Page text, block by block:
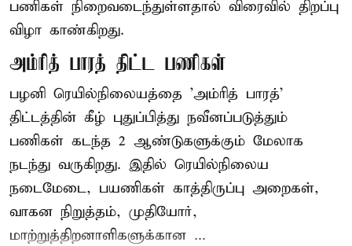
பணிகள் நிறைவடைந்துள்ளதால் விரைவில் திறப்பு
விழா காண்கிறது.
அம்ரித் பாரத் திட்ட பணிகள்
பழனி ரெயில்நிலையத்தை 'அம்ரித் பாரத்'
திட்டத்தின் கீழ் புதுப்பித்து நவீனப்படுத்தும்
பணிகள் கடந்த 2 ஆண்டுகளுக்கும் மேலாக
நடந்து வருகிறது. இதில் ரெயில்நிலைய
நடைமேடை, பயணிகள் காத்திருப்பு அறைகள்,
வாகன நிறுத்தம், முதியோர்,
மாற்றுத்திறனாளிகளுக்கான ...